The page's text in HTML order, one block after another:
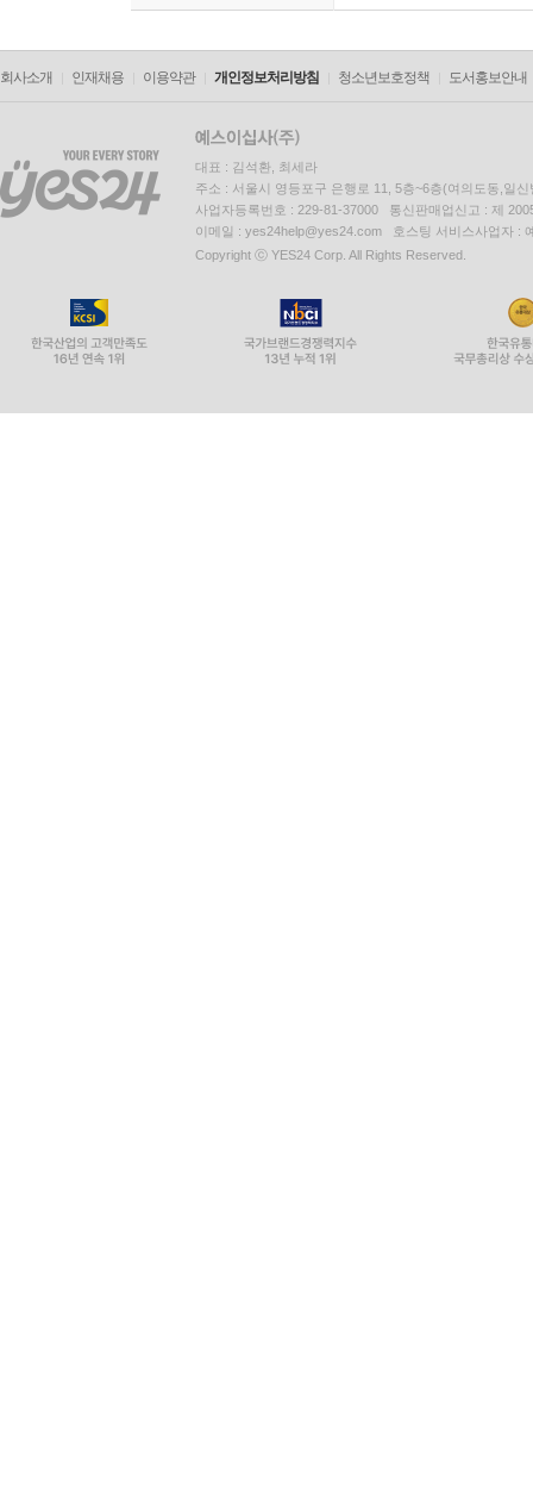
회사소개 인재채용 이용약관 개인정보처리방침 청소년보호정책 도서홍보안내
대표 : 김석환, 최세라
주소 : 서울시 영등포구 은행로 11, 5층~6층(여의도동,일신
사업자등록번호 : 229-81-37000 통신판매업신고 : 제
이메일 : yes24help@yes24.com 호스팅 서비스사업자 :
Copyright ⓒ YES24 Corp. All Rights Reserved.